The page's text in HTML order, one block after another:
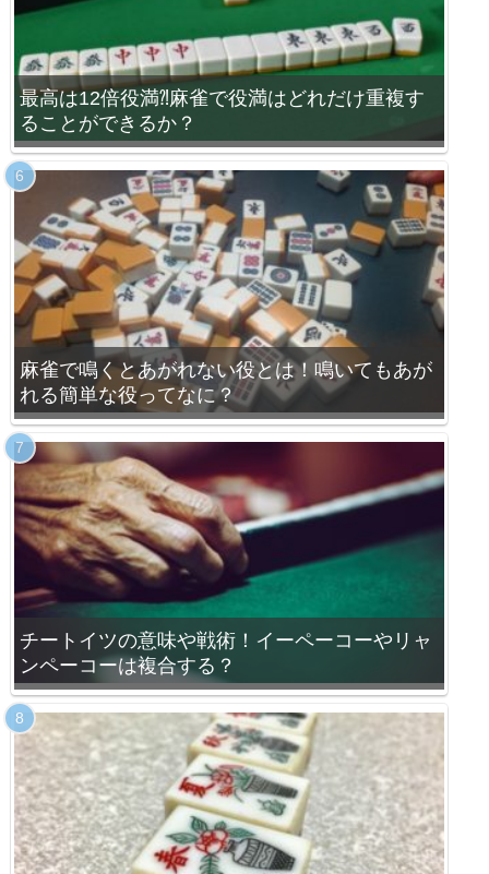
最高は12倍役満⁈麻雀で役満はどれだけ重複す
ることができるか？
麻雀で鳴くとあがれない役とは！鳴いてもあが
れる簡単な役ってなに？
チートイツの意味や戦術！イーペーコーやリャ
ンペーコーは複合する？